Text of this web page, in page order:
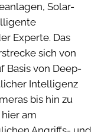
Solar-
Experte. Das
sich von
Basis von Deep-
Intelligenz
bis hin zu
am